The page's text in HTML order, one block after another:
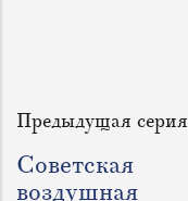
Предыдущая серия
Советская
воздушная